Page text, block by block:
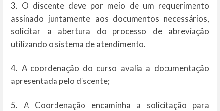
3. O discente deve por meio de um requerimento
assinado juntamente aos documentos necessários,
solicitar a abertura do processo de abreviação
utilizando o sistema de atendimento.
4. A coordenação do curso avalia a documentação
apresentada pelo discente;
5. A Coordenação encaminha a solicitação para